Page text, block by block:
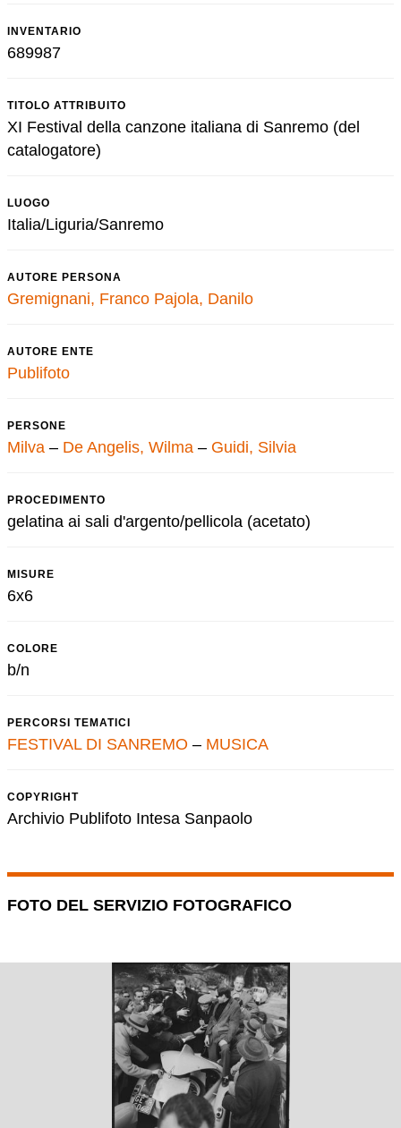
INVENTARIO
689987
TITOLO ATTRIBUITO
XI Festival della canzone italiana di Sanremo (del
catalogatore)
LUOGO
Italia/Liguria/Sanremo
AUTORE PERSONA
Gremignani, Franco Pajola, Danilo
AUTORE ENTE
Publifoto
PERSONE
Milva – De Angelis, Wilma – Guidi, Silvia
PROCEDIMENTO
gelatina ai sali d'argento/pellicola (acetato)
MISURE
6x6
COLORE
b/n
PERCORSI TEMATICI
FESTIVAL DI SANREMO – MUSICA
COPYRIGHT
Archivio Publifoto Intesa Sanpaolo
FOTO DEL SERVIZIO FOTOGRAFICO